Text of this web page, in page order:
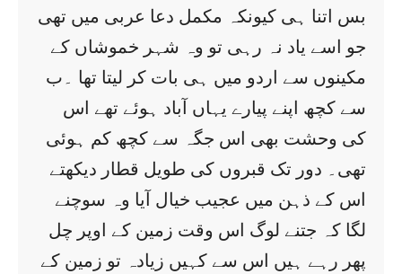
بس اتنا ہی کیونکہ مکمل دعا عربی میں تھی
جو اسے یاد نہ رہی تو وہ شہر خموشاں کے
مکینوں سے اردو میں ہی بات کر لیتا تھا ۔ب
سے کچھ اپنے پیارے یہاں آباد ہوئے تھے اس
کی وحشت بھی اس جگہ سے کچھ کم ہوئی
تھی۔ دور تک قبروں کی طویل قطار دیکھتے
اس کے ذہن میں عجیب خیال آیا وہ سوچنے
لگا کہ جتنے لوگ اس وقت زمین کے اوپر چل
پھر رہے ہیں اس سے کہیں زیادہ تو زمین کے